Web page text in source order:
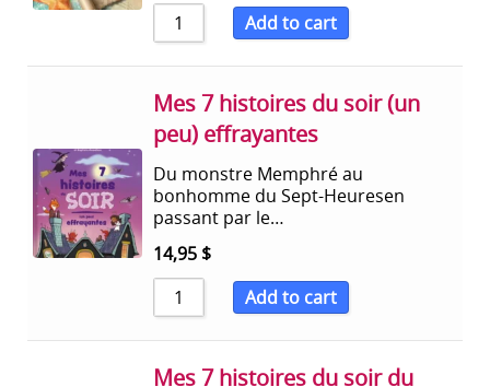
Add to cart
Mes 7 histoires du soir (un
peu) effrayantes
Du monstre Memphré au
bonhomme du Sept-Heuresen
passant par le…
14,95 $
Add to cart
Mes 7 histoires du soir du